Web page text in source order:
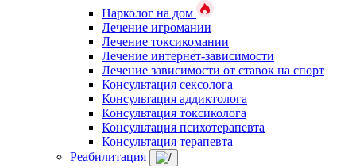
Нарколог на дом
Лечение игромании
Лечение токсикомании
Лечение интернет-зависимости
Лечение зависимости от ставок на спорт
Консультация сексолога
Консультация аддиктолога
Консультация токсиколога
Консультация психотерапевта
Консультация терапевта
Реабилитация